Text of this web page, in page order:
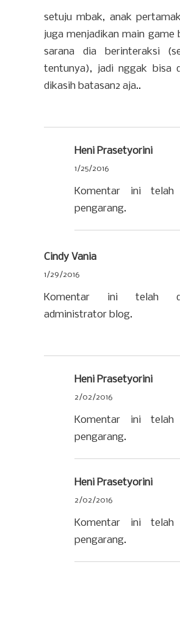
setuju mbak, anak
juga menjadikan main game
sarana dia berinteraksi
tentunya), jadi nggak bisa
dikasih batasan2 aja..
Heni Prasetyorini
1/25/2016
Komentar ini telah
pengarang.
Cindy Vania
1/29/2016
Komentar ini telah
administrator blog.
Heni Prasetyorini
2/02/2016
Komentar ini telah
pengarang.
Heni Prasetyorini
2/02/2016
Komentar ini telah
pengarang.